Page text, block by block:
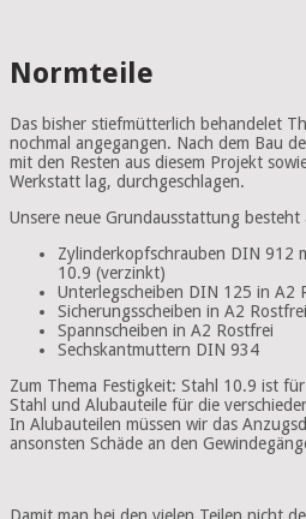
Normteile
Das bisher stiefmütterlich behandelet
nochmal angegangen. Nach dem Bau
mit den Resten aus diesem Projekt
Werkstatt lag, durchgeschlagen.
Unsere neue Grundausstattung besteht
Zylinderkopfschrauben DIN 912
10.9 (verzinkt)
Unterlegscheiben DIN 125 in A2
Sicherungsscheiben in A2 Rostfrei
Spannscheiben in A2 Rostfrei
Sechskantmuttern DIN 934
Zum Thema Festigkeit: Stahl 10.9 ist
Stahl und Alubauteile für die
In Alubauteilen müssen wir das
ansonsten Schäde an den